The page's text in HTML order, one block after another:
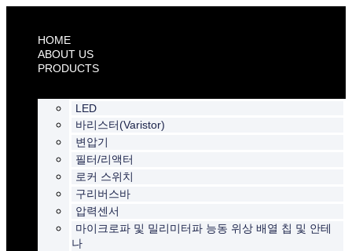
contentHOME
ABOUT US
PRODUCTS
LED
바리스터(Varistor)
변압기
필터/리액터
로커 스위치
구리버스바
압력센서
마이크로파 및 밀리미터파 능동 위상 배열 칩 및 안테
나